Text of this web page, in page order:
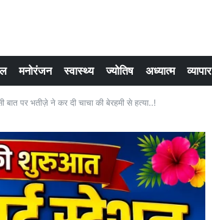
मनोरंजन स्वास्थ्य ज्योतिष अध्यात्म व्यापार
पर भतीज़े ने कर दी चाचा की बेरहमी से हत्या..!